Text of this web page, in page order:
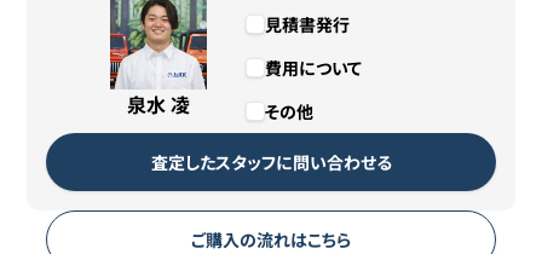
泉水 凌
見積書発行
費用について
その他
査定したスタッフに問い合わせる
ご購入の流れはこちら